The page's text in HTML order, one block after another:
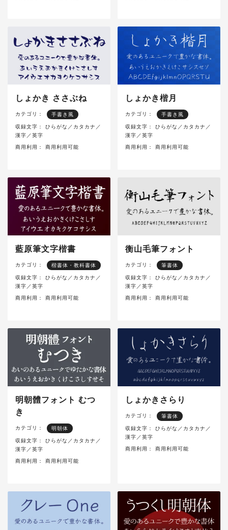
しょかき ささぶね
カテゴリ： 手書き風
収録文字：
ひらがな／カタカナ／
漢字／英字
商用利用： 商用利用可能
しょかき楷月
カテゴリ： 手書き風
収録文字：
ひらがな／カタカナ／
漢字／英字
商用利用： 商用利用可能
藍原筆文字楷書
カテゴリ： 楷書体・教科書体
収録文字：
ひらがな／カタカナ／
漢字／英字
商用利用： 商用利用可能
衡山毛筆フォント
カテゴリ： 筆書体
収録文字：
ひらがな／カタカナ／
漢字／英字
商用利用： 商用利用可能
明朝體​フォント むつ
き
カテゴリ： 明朝体
収録文字：
ひらがな／カタカナ／
漢字／英字
商用利用： 商用利用可能
しょかきさらり
カテゴリ： 筆書体
収録文字：
ひらがな／カタカナ／
漢字／英字
商用利用： 商用利用可能